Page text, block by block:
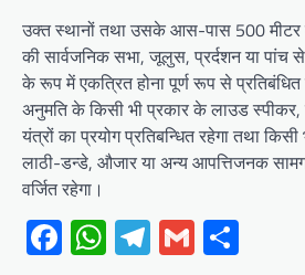
उक्त स्थानों तथा उसके आस-पास 500 मीटर
की सार्वजनिक सभा, जूलुस, प्रर्दशन या पांच
के रूप में एकत्रित होना पूर्ण रूप से प्रतिबंधित
अनुमति के किसी भी प्रकार के लाउड स्पीकर,
यंत्रों का प्रयोग प्रतिबन्धित रहेगा तथा
लाठी-डन्डे, औजार या अन्य आपत्तिजनक
वर्जित रहेगा।
Facebook
WhatsApp
Telegram
Gmail